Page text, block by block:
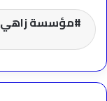
مؤسسة زاهي